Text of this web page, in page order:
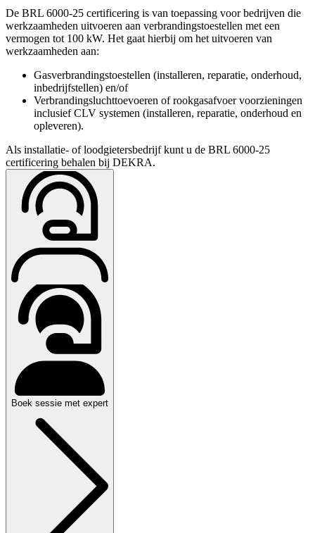
De BRL 6000-25 certificering is van toepassing voor bedrijven die
werkzaamheden uitvoeren aan verbrandingstoestellen met een
vermogen tot 100 kW. Het gaat hierbij om het uitvoeren van
werkzaamheden aan:
Gasverbrandingstoestellen (installeren, reparatie, onderhoud,
inbedrijfstellen) en/of
Verbrandingsluchttoevoeren of rookgasafvoer voorzieningen
inclusief CLV systemen (installeren, reparatie, onderhoud en
opleveren).
Als installatie- of loodgietersbedrijf kunt u de BRL 6000-25
certificering behalen bij DEKRA.
Boek sessie met expert